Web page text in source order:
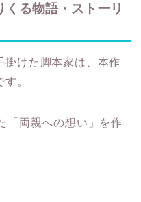
る物語・ストーリ
掛けた脚本家は、本作
。
「両親への想い」を作